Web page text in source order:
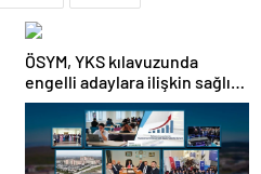
ÖSYM, YKS kılavuzunda
engelli adaylara ilişkin sağlık
şartlarını güncelledi